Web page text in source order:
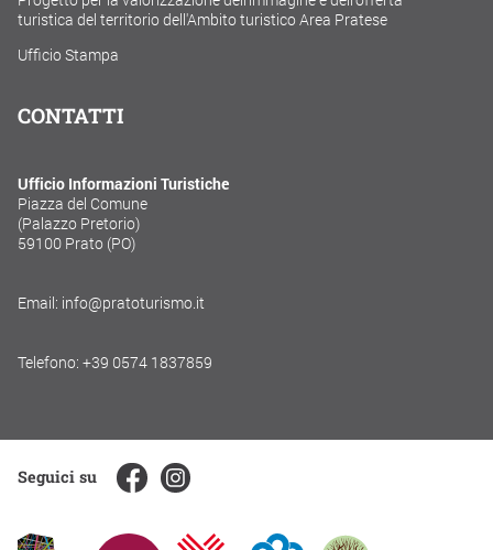
turistica del territorio dell'Ambito turistico Area Pratese
Ufficio Stampa
CONTATTI
Ufficio Informazioni Turistiche
Piazza del Comune
(Palazzo Pretorio)
59100 Prato (PO)
Email: info@pratoturismo.it
Telefono: +39 0574 1837859
Seguici su